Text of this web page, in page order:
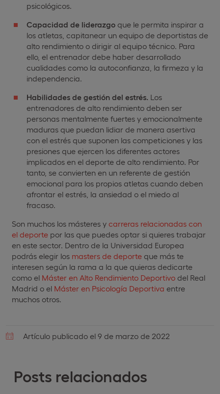
Posts relacionados
psicológicos.
Capacidad de liderazgo que le permita inspirar a
los atletas, capitanear un equipo de deportistas de
alto rendimiento o dirigir al equipo técnico. Para
ello, el entrenador debe haber desarrollado
cualidades como la autoconfianza, la firmeza y la
independencia.
Habilidades de gestión del estrés. Los
entrenadores de alto rendimiento deben ser
personas mentalmente fuertes y emocionalmente
maduras que puedan lidiar de manera asertiva
con el estrés que suponen las competiciones y las
presiones que ejercen los diferentes actores
implicados en el deporte de alto rendimiento. Por
tanto, se convierten en un referente de gestión
emocional para los propios atletas cuando deben
afrontar el estrés, la ansiedad o el miedo al
fracaso.
Son muchos los másteres y carreras relacionadas con
el deporte por las que puedes optar si quieres trabajar
en este sector. Dentro de la Universidad Europea
podrás elegir los masters de deporte que más te
interesen según la rama a la que quieras dedicarte
como el Máster en Alto Rendimiento Deportivo del Real
Madrid o el Máster en Psicología Deportiva entre
muchos otros.
Artículo publicado el 9 de marzo de 2022